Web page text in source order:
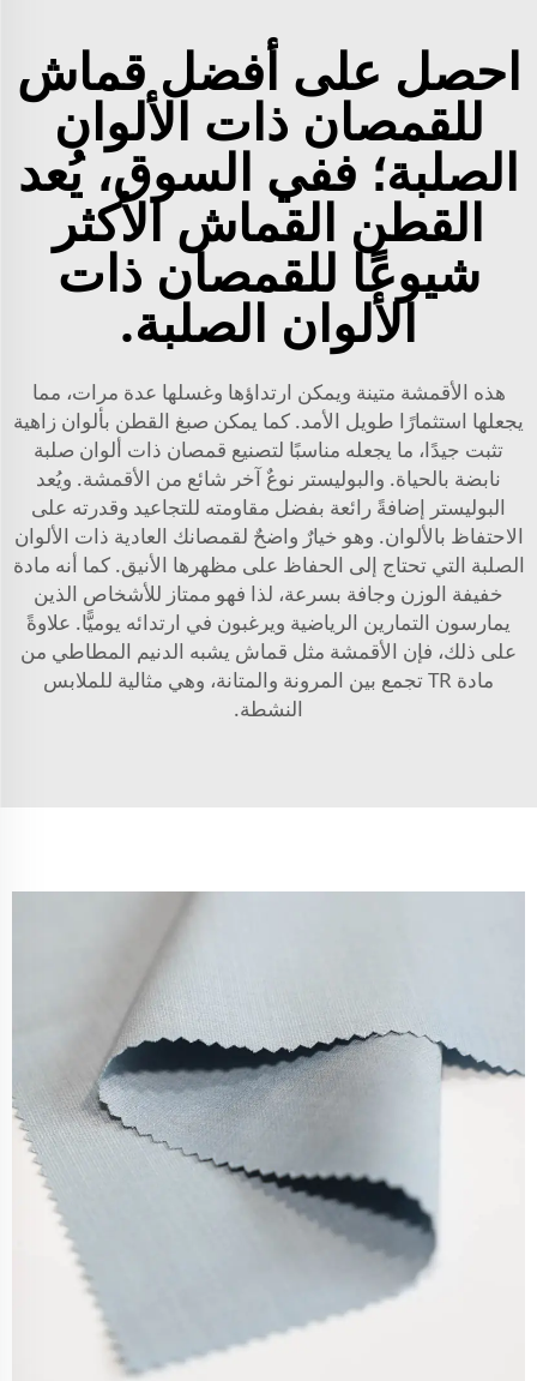
احصل على أفضل قماش
للقمصان ذات الألوان
الصلبة؛ ففي السوق، يُعد
القطن القماش الأكثر
شيوعًا للقمصان ذات
الألوان الصلبة.
هذه الأقمشة متينة ويمكن ارتداؤها وغسلها عدة مرات، مما
يجعلها استثمارًا طويل الأمد. كما يمكن صبغ القطن بألوان زاهية
تثبت جيدًا، ما يجعله مناسبًا لتصنيع قمصان ذات ألوان صلبة
نابضة بالحياة. والبوليستر نوعٌ آخر شائع من الأقمشة. ويُعد
البوليستر إضافةً رائعة بفضل مقاومته للتجاعيد وقدرته على
الاحتفاظ بالألوان. وهو خيارٌ واضحٌ لقمصانك العادية ذات الألوان
الصلبة التي تحتاج إلى الحفاظ على مظهرها الأنيق. كما أنه مادة
خفيفة الوزن وجافة بسرعة، لذا فهو ممتاز للأشخاص الذين
يمارسون التمارين الرياضية ويرغبون في ارتدائه يوميًّا. علاوةً
على ذلك، فإن الأقمشة مثل قماش يشبه الدنيم المطاطي من
مادة TR
تجمع بين المرونة والمتانة، وهي مثالية للملابس
النشطة.